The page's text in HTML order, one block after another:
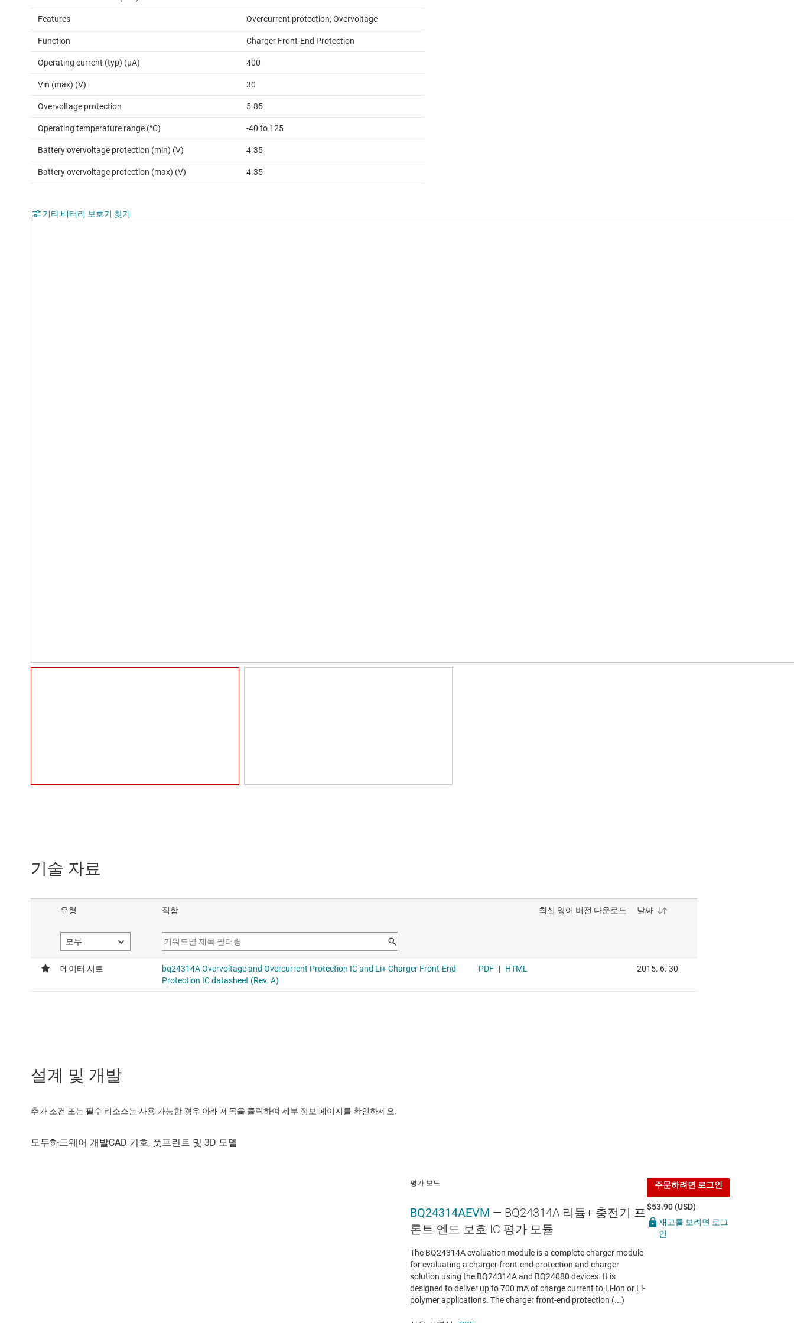
Features Overcurrent protection, Overvoltage
Function Charger Front-End Protection
Operating current (typ) (µA) 400
Vin (max) (V) 30
Overvoltage protection 5.85
Operating temperature range (°C) -40 to 125
Battery overvoltage protection (min) (V) 4.35
Battery overvoltage protection (max) (V) 4.35
기타 배터리 보호기 찾기
기술 자료
설계 및 개발
추가 조건 또는 필수 리소스는 사용 가능한 경우 아래 제목을 클릭하여 세부 정보 페이지를 확인하세요.
평가 보드
BQ24314AEVM — BQ24314A 리튬+ 충전기 프
론트 엔드 보호 IC 평가 모듈
The BQ24314A evaluation module is a complete charger module
for evaluating a charger front-end protection and charger
solution using the BQ24314A and BQ24080 devices. It is
designed to deliver up to 700 mA of charge current to Li-ion or Li-
polymer applications. The charger front-end protection (...)
주문하려면 로그인
$53.90 (USD)
재고를 보려면 로그
인